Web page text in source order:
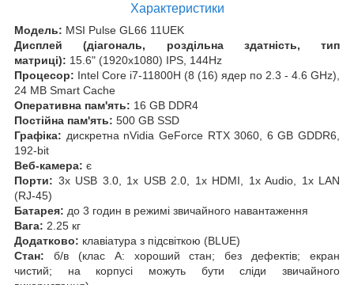
Характеристики
Модель: MSI Pulse GL66 11UEK
Дисплей (діагональ, роздільна здатність, тип
матриці): 15.6" (1920x1080) IPS, 144Hz
Процесор: Intel Core i7-11800H (8 (16) ядeр по 2.3 - 4.6 GHz),
24 MB Smart Cache
Оперативна пам'ять: 16 GB DDR4
Постійна пам'ять: 500 GB SSD
Графіка: дискретна nVidia GeForce RTX 3060, 6 GB GDDR6,
192-bit
Веб-камера: є
Порти: 3x USB 3.0, 1x USB 2.0, 1x HDMI, 1x Audio, 1x LAN
(RJ-45)
Батарея: до 3 годин в режимі звичайного навантаження
Вага: 2.25 кг
Додатково: клавіатура з підсвіткою (BLUE)
Стан: б/в (клас А: хороший стан; без дефектів; екран
чистий; на корпусі можуть бути сліди звичайного